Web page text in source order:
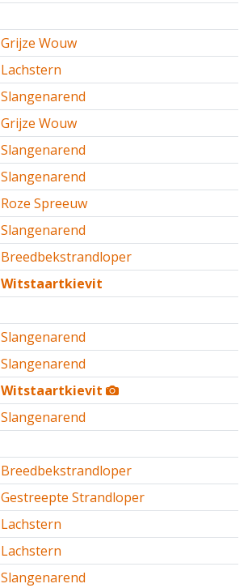
Grijze Wouw
Lachstern
Slangenarend
Grijze Wouw
Slangenarend
Slangenarend
Roze Spreeuw
Slangenarend
Breedbekstrandloper
Witstaartkievit
Slangenarend
Slangenarend
Witstaartkievit
Slangenarend
Breedbekstrandloper
Gestreepte Strandloper
Lachstern
Lachstern
Slangenarend